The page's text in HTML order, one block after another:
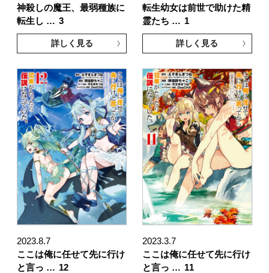
神殺しの魔王、最弱種族に
転生し … 3
詳しく見る
転生幼女は前世で助けた精
霊たち … 1
詳しく見る
2023.8.7
ここは俺に任せて先に行け
と言っ … 12
2023.3.7
ここは俺に任せて先に行け
と言っ … 11